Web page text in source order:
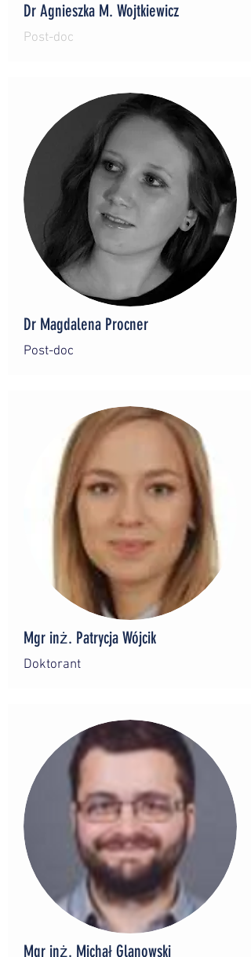
Dr Agnieszka M. Wojtkiewicz
Post-doc
Dr Magdalena Procner
Post-doc
Mgr inż. Patrycja Wójcik
Doktorant
Mgr inż. Michał Glanowski